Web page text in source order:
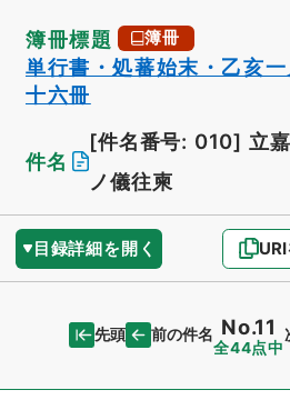
簿冊標題 簿冊
単行書・処蕃始末・乙亥
十六冊
件名
[件名番号: 010] 立
ノ儀往柬
目録詳細を開く
先頭 前の件名 No.11
全44点中